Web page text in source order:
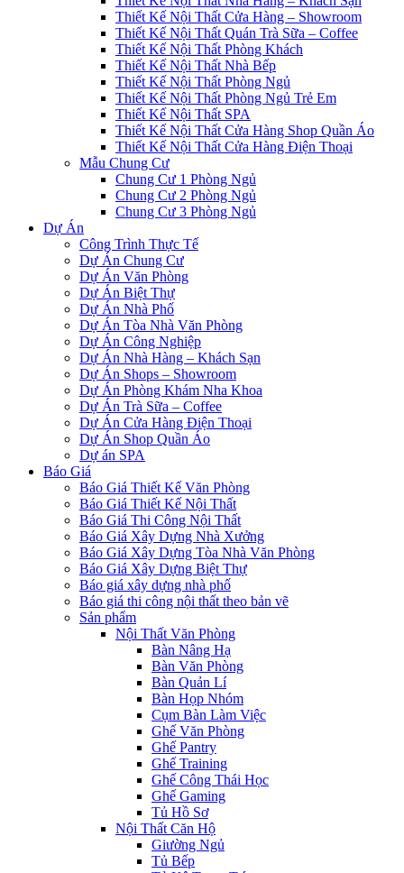
Thiết Kế Nội Thất Cửa Hàng – Showroom
Thiết Kế Nội Thất Quán Trà Sữa – Coffee
Thiết Kế Nội Thất Phòng Khách
Thiết Kế Nội Thất Nhà Bếp
Thiết Kế Nội Thất Phòng Ngủ
Thiết Kế Nội Thất Phòng Ngủ Trẻ Em
Thiết Kế Nội Thất SPA
Thiết Kế Nội Thất Cửa Hàng Shop Quần Áo
Thiết Kế Nội Thất Cửa Hàng Điện Thoại
Mẫu Chung Cư
Chung Cư 1 Phòng Ngủ
Chung Cư 2 Phòng Ngủ
Chung Cư 3 Phòng Ngủ
Dự Án
Công Trình Thực Tế
Dự Án Chung Cư
Dự Án Văn Phòng
Dự Án Biệt Thự
Dự Án Nhà Phố
Dự Án Tòa Nhà Văn Phòng
Dự Án Công Nghiệp
Dự Án Nhà Hàng – Khách Sạn
Dự Án Shops – Showroom
Dự Án Phòng Khám Nha Khoa
Dự Án Trà Sữa – Coffee
Dự Án Cửa Hàng Điện Thoại
Dự Án Shop Quần Áo
Dự án SPA
Báo Giá
Báo Giá Thiết Kế Văn Phòng
Báo Giá Thiết Kế Nội Thất
Báo Giá Thi Công Nội Thất
Báo Giá Xây Dựng Nhà Xưởng
Báo Giá Xây Dựng Tòa Nhà Văn Phòng
Báo Giá Xây Dựng Biệt Thự
Báo giá xây dựng nhà phố
Báo giá thi công nội thất theo bản vẽ
Sản phẩm
Nội Thất Văn Phòng
Bàn Nâng Hạ
Bàn Văn Phòng
Bàn Quản Lí
Bàn Họp Nhóm
Cụm Bàn Làm Việc
Ghế Văn Phòng
Ghế Pantry
Ghế Training
Ghế Công Thái Học
Ghế Gaming
Tủ Hồ Sơ
Nội Thất Căn Hộ
Giường Ngủ
Tủ Bếp